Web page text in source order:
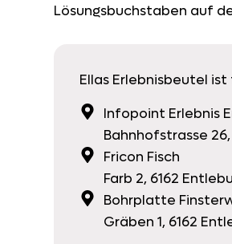
Lösungsbuchstaben auf
Ellas Erlebnisbeutel
Infopoint Erlebnis
Bahnhofstrasse
Fricon Fisch
Farb 2, 6162
Bohrplatte
Gräben 1, 6162